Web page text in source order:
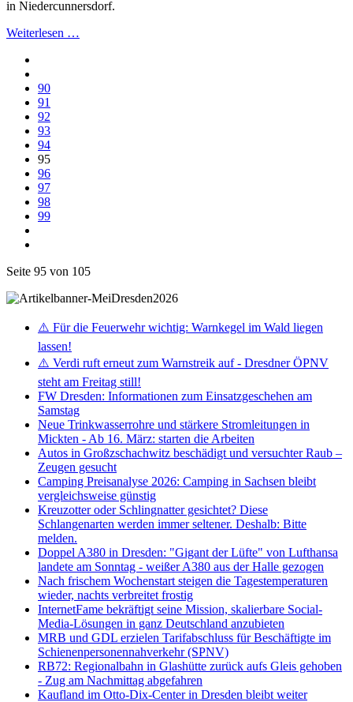
in Niedercunnersdorf.
Weiterlesen …
90
91
92
93
94
95
96
97
98
99
Seite 95 von 105
⚠️ Für die Feuerwehr wichtig: Warnkegel im Wald liegen
lassen!
⚠️ Verdi ruft erneut zum Warnstreik auf - Dresdner ÖPNV
steht am Freitag still!
FW Dresden: Informationen zum Einsatzgeschehen am
Samstag
Neue Trinkwasserrohre und stärkere Stromleitungen in
Mickten - Ab 16. März: starten die Arbeiten
Autos in Großzschachwitz beschädigt und versuchter Raub –
Zeugen gesucht
Camping Preisanalyse 2026: Camping in Sachsen bleibt
vergleichsweise günstig
Kreuzotter oder Schlingnatter gesichtet? Diese
Schlangenarten werden immer seltener. Deshalb: Bitte
melden.
Doppel A380 in Dresden: "Gigant der Lüfte" von Lufthansa
landete am Sonntag - weißer A380 aus der Halle gezogen
Nach frischem Wochenstart steigen die Tagestemperaturen
wieder, nachts verbreitet frostig
InternetFame bekräftigt seine Mission, skalierbare Social-
Media-Lösungen in ganz Deutschland anzubieten
MRB und GDL erzielen Tarifabschluss für Beschäftigte im
Schienenpersonennahverkehr (SPNV)
RB72: Regionalbahn in Glashütte zurück aufs Gleis gehoben
- Zug am Nachmittag abgefahren
Kaufland im Otto-Dix-Center in Dresden bleibt weiter